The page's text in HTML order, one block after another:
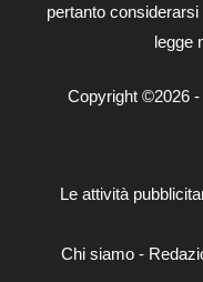
pertanto
legge
Copyright ©2026 -
Le attività
Chi siamo-